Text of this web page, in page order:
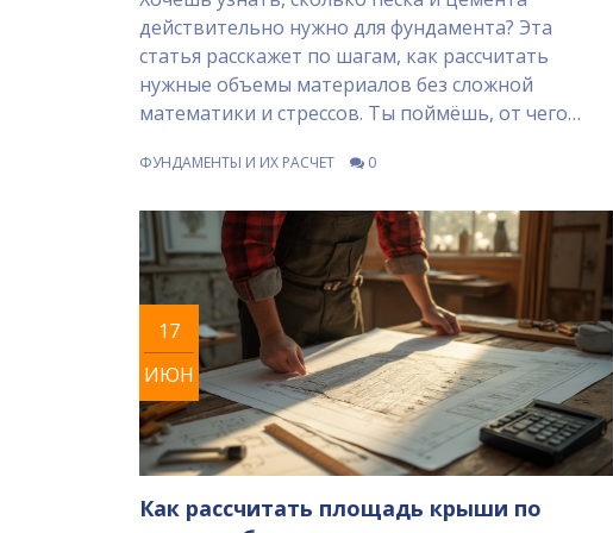
действительно нужно для фундамента? Эта
статья расскажет по шагам, как рассчитать
нужные объемы материалов без сложной
математики и стрессов. Ты поймёшь, от чего
новички и как подобрать правильное
дома. Будут и конкретные советы для разных
типов почвы. Без воды — только полезные
факты из практики!
ФУНДАМЕНТЫ И ИХ РАСЧЕТ 0
17
ИЮН
Как рассчитать площадь крыши по